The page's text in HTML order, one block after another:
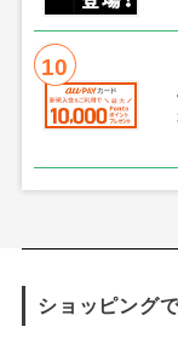
10
ショッピング